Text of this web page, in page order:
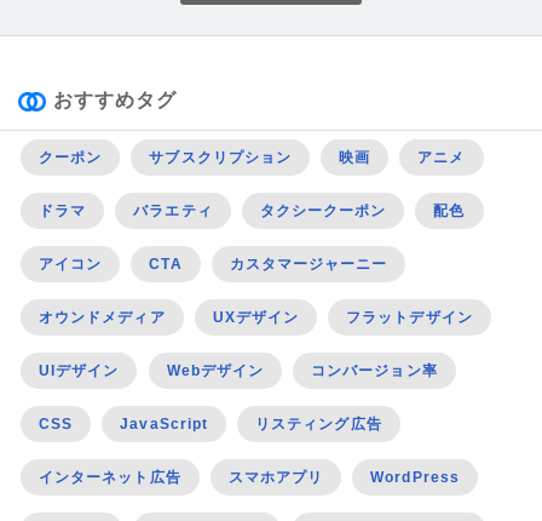
おすすめタグ
クーポン サブスクリプション 映画 アニメ
ドラマ バラエティ タクシークーポン 配色
アイコン CTA カスタマージャーニー
オウンドメディア UXデザイン フラットデザイン
UIデザイン Webデザイン コンバージョン率
CSS JavaScript リスティング広告
インターネット広告 スマホアプリ WordPress